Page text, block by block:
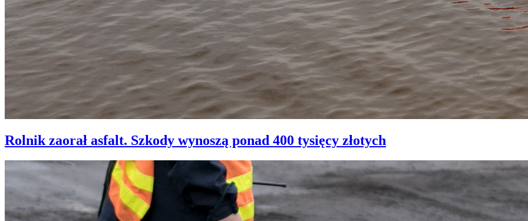
Rolnik zaorał asfalt. Szkody wynoszą ponad 400 tysięcy złotych